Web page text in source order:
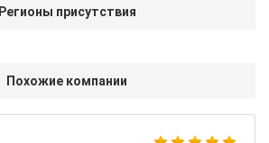
Регионы присутствия
Похожие компании